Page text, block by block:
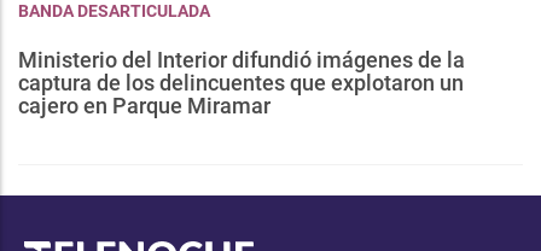
BANDA DESARTICULADA
Ministerio del Interior difundió imágenes de la
captura de los delincuentes que explotaron un
cajero en Parque Miramar